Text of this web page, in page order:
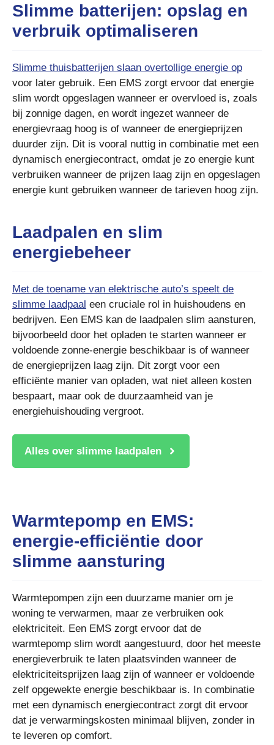
Slimme batterijen: opslag en
verbruik optimaliseren
Slimme thuisbatterijen slaan overtollige energie op
voor later gebruik. Een EMS zorgt ervoor dat energie
slim wordt opgeslagen wanneer er overvloed is, zoals
bij zonnige dagen, en wordt ingezet wanneer de
energievraag hoog is of wanneer de energieprijzen
duurder zijn. Dit is vooral nuttig in combinatie met een
dynamisch energiecontract, omdat je zo energie kunt
verbruiken wanneer de prijzen laag zijn en opgeslagen
energie kunt gebruiken wanneer de tarieven hoog zijn.
Laadpalen en slim
energiebeheer
Met de toename van elektrische auto’s speelt de
slimme laadpaal een cruciale rol in huishoudens en
bedrijven. Een EMS kan de laadpalen slim aansturen,
bijvoorbeeld door het opladen te starten wanneer er
voldoende zonne-energie beschikbaar is of wanneer
de energieprijzen laag zijn. Dit zorgt voor een
efficiënte manier van opladen, wat niet alleen kosten
bespaart, maar ook de duurzaamheid van je
energiehuishouding vergroot.
Alles over slimme laadpalen
Warmtepomp en EMS:
energie-efficiëntie door
slimme aansturing
Warmtepompen zijn een duurzame manier om je
woning te verwarmen, maar ze verbruiken ook
elektriciteit. Een EMS zorgt ervoor dat de
warmtepomp slim wordt aangestuurd, door het meeste
energieverbruik te laten plaatsvinden wanneer de
elektriciteitsprijzen laag zijn of wanneer er voldoende
zelf opgewekte energie beschikbaar is. In combinatie
met een dynamisch energiecontract zorgt dit ervoor
dat je verwarmingskosten minimaal blijven, zonder in
te leveren op comfort.